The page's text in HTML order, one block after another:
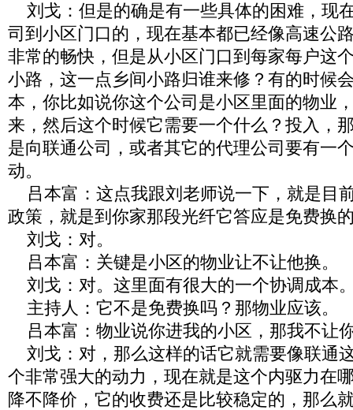
刘戈：但是的确是有一些具体的困难，现
司到小区门口的，现在基本都已经像高速公
非常的畅快，但是从小区门口到每家每户这
小路，这一点乡间小路归谁来修？有的时候
本，你比如说你这个公司是小区里面的物业
来，然后这个时候它需要一个什么？投入，
是向联通公司，或者其它的代理公司要有一
动。
吕本富：这点我跟刘老师说一下，就是目
政策，就是到你家那段光纤它答应是免费换
刘戈：对。
吕本富：关键是小区的物业让不让他换。
刘戈：对。这里面有很大的一个协调成本
主持人：它不是免费换吗？那物业应该。
吕本富：物业说你进我的小区，那我不让
刘戈：对，那么这样的话它就需要像联通
个非常强大的动力，现在就是这个内驱力在
降不降价，它的收费还是比较稳定的，那么